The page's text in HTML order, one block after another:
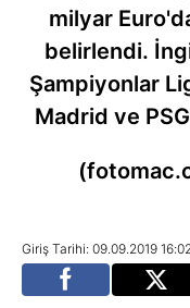
milyar
belirlendi.
Şampiyonlar
Madrid ve
Giriş Tarihi: 09.09.2019